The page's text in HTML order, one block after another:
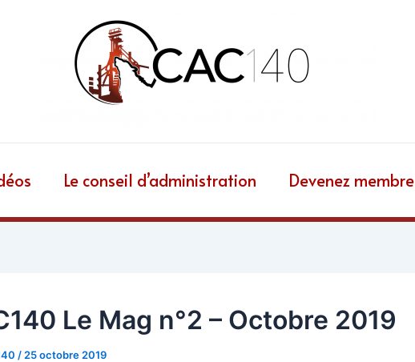
Le conseil d’administration Devenez membre
Le Mag n°2 – Octobre 2019
/ 25 octobre 2019